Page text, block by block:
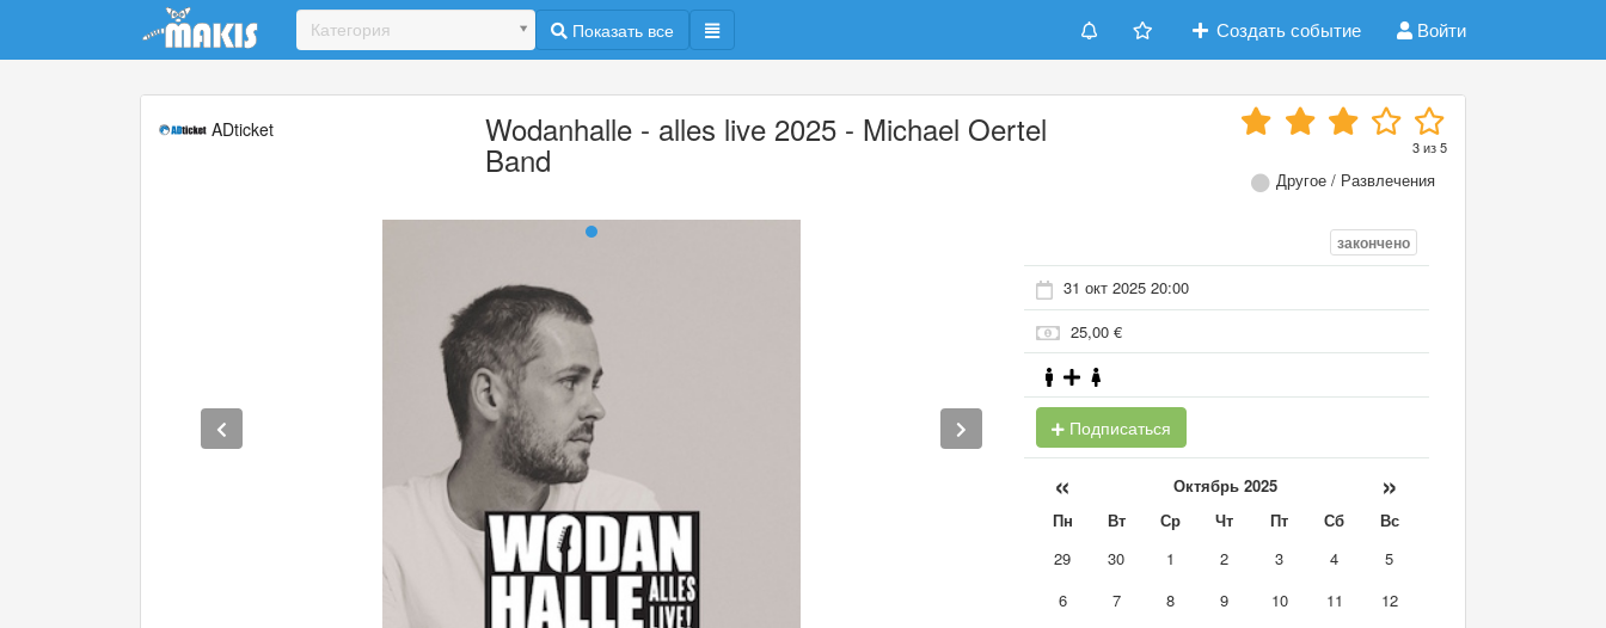
Update cookies preferences
Категория Показать все Создать событие Войти
ADticket Wodanhalle - alles live 2025 - Michael Oertel
Band 3из5
Другое / Развлечения
закончено
31 окт 2025 20:00
25,00 €
Подписаться
« Октябрь 2025 »
Пн Вт Ср Чт Пт Сб
Вс
29
30 1 2 3 4
5
6
7 8 9 10 11
12